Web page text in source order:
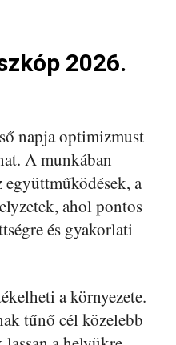
2026.
napja optimizmust
A munkában
együttműködések, a
ahol pontos
és gyakorlati
a környezete.
tűnő cél közelebb